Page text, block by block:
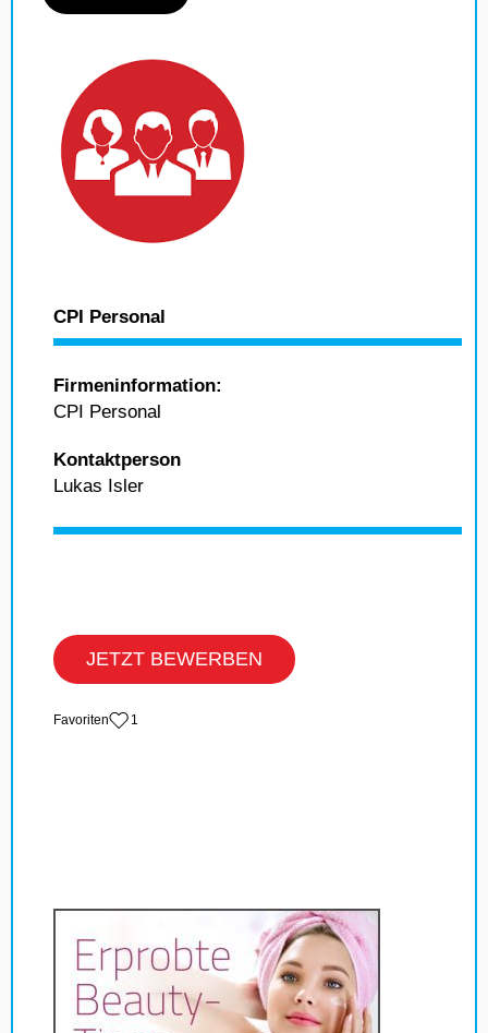
CPI Personal
Firmeninformation:
CPI Personal
Kontaktperson
Lukas Isler
JETZT BEWERBEN
‏Favoriten 1